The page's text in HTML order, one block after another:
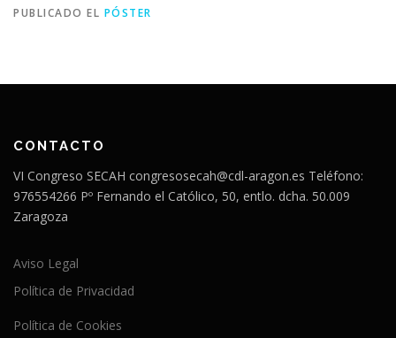
PUBLICADO EL PÓSTER
CONTACTO
VI Congreso SECAH congresosecah@cdl-aragon.es Teléfono:
976554266 Pº Fernando el Católico, 50, entlo. dcha. 50.009
Zaragoza
Aviso Legal
Política de Privacidad
Política de Cookies